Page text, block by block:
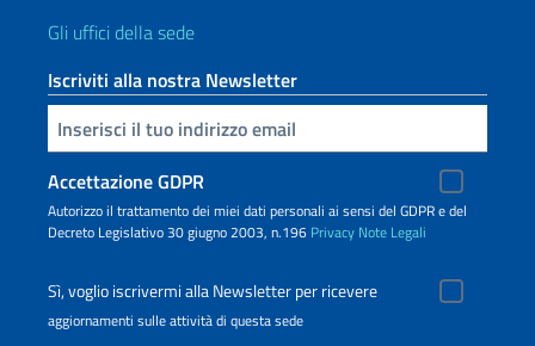
Gli uffici della sede
Iscriviti alla nostra Newsletter
Inserisci la tua email
Accettazione GDPR
Autorizzo il trattamento dei miei dati personali ai sensi del GDPR e del
Decreto Legislativo 30 giugno 2003, n.196 Privacy Note Legali
Sì, voglio iscrivermi alla Newsletter per ricevere
aggiornamenti sulle attività di questa sede